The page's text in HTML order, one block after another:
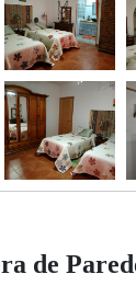
de